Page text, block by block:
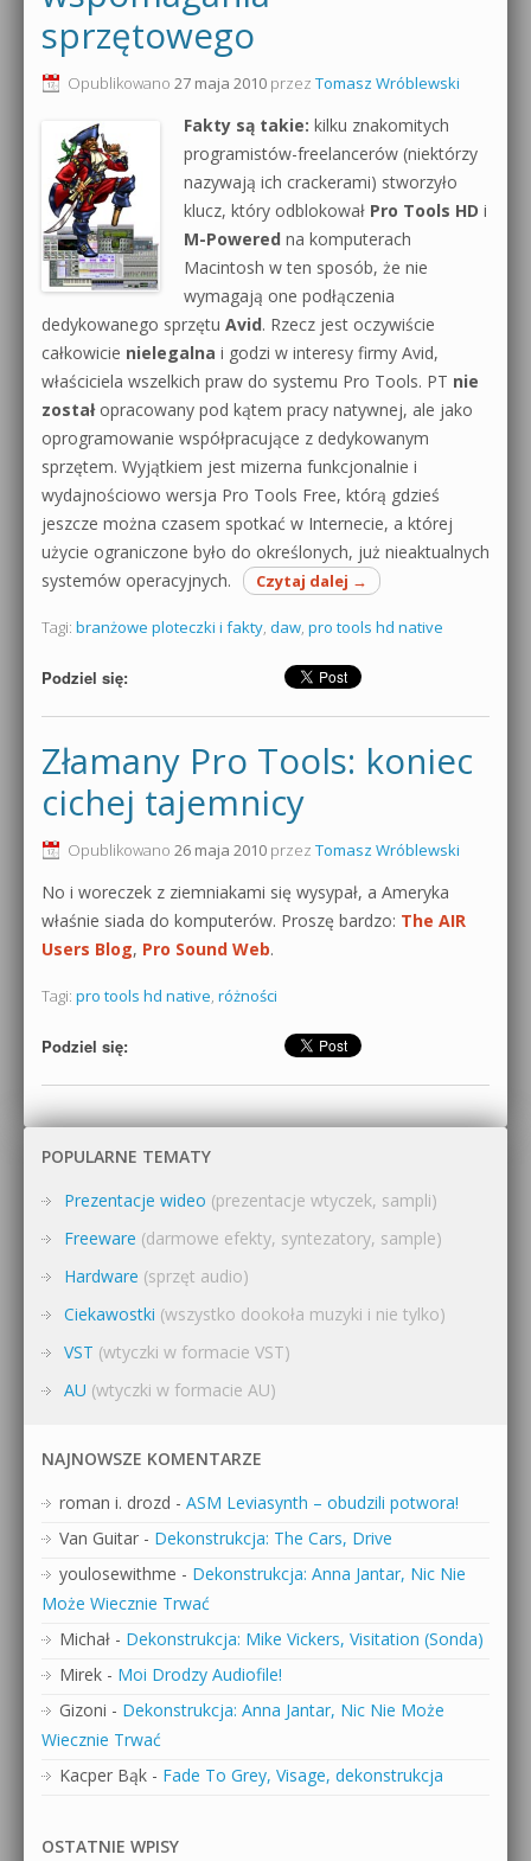
Produkcja muzyczna od podstaw
Sound Forge od podstaw
Dubstep z syntezatorem Massive
Kontakt 5 Kompendium
Pakiety
0dB.pl - informacje
Newsletter
Materiały dla mediów
Archiwum aktualności
Polityka prywatności
Działanie sklepu internetowego
Wyszukiwanie
sprzętowego
Opublikowano 27 maja 2010 przez Tomasz Wróblewski
Fakty są takie: kilku znakomitych
programistów-freelancerów (niektórzy
nazywają ich crackerami) stworzyło
klucz, który odblokował Pro Tools HD i
M-Powered na komputerach
Macintosh w ten sposób, że nie
wymagają one podłączenia
dedykowanego sprzętu Avid. Rzecz jest oczywiście
całkowicie nielegalna i godzi w interesy firmy Avid,
właściciela wszelkich praw do systemu Pro Tools. PT nie
zostałopracowany pod kątem pracy natywnej, ale jako
oprogramowanie współpracujące z dedykowanym
sprzętem. Wyjątkiem jest mizerna funkcjonalnie i
wydajnościowo wersja Pro Tools Free, którą gdzieś
jeszcze można czasem spotkać w Internecie, a której
użycie ograniczone było do określonych, już nieaktualnych
systemów operacyjnych.
Czytaj dalej →
Tagi: branżowe ploteczki i fakty, daw, pro tools hd native
Podziel się:
Złamany Pro Tools: koniec
cichej tajemnicy
Opublikowano 26 maja 2010 przez Tomasz Wróblewski
No i woreczek z ziemniakami się wysypał, a Ameryka
właśnie siada do komputerów. Proszę bardzo: The AIR
Users Blog, Pro Sound Web.
Tagi: pro tools hd native, różności
Podziel się:
POPULARNE TEMATY
Prezentacje wideo (prezentacje wtyczek, sampli)
Freeware (darmowe efekty, syntezatory, sample)
Hardware (sprzęt audio)
Ciekawostki (wszystko dookoła muzyki i nie tylko)
VST (wtyczki w formacie VST)
AU (wtyczki w formacie AU)
NAJNOWSZE KOMENTARZE
roman i. drozd - ASM Leviasynth – obudzili potwora!
Van Guitar - Dekonstrukcja: The Cars, Drive
youlosewithme - Dekonstrukcja: Anna Jantar, Nic Nie
Może Wiecznie Trwać
Michał - Dekonstrukcja: Mike Vickers, Visitation (Sonda)
Mirek - Moi Drodzy Audiofile!
Gizoni - Dekonstrukcja: Anna Jantar, Nic Nie Może
Wiecznie Trwać
Kacper Bąk - Fade To Grey, Visage, dekonstrukcja
OSTATNIE WPISY